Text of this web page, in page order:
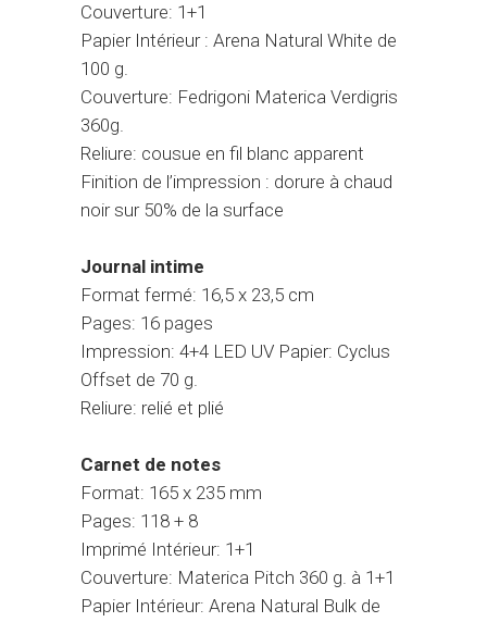
Couverture: 1+1
Papier Intérieur : Arena Natural White de
100 g.
Couverture: Fedrigoni Materica Verdigris
360g.
Reliure: cousue en fil blanc apparent
Finition de l’impression : dorure à chaud
noir sur 50% de la surface
Journal intime
Format fermé: 16,5 x 23,5 cm
Pages: 16 pages
Impression: 4+4 LED UV Papier: Cyclus
Offset de 70 g.
Reliure: relié et plié
Carnet de notes
Format: 165 x 235 mm
Pages: 118 + 8
Imprimé Intérieur: 1+1
Couverture: Materica Pitch 360 g. à 1+1
Papier Intérieur: Arena Natural Bulk de